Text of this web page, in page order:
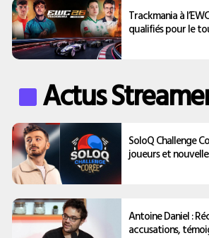
Trackmania à
qualifiés pour le
Actus
SoloQ Challenge
joueurs et
Antoine Daniel :
accusations,